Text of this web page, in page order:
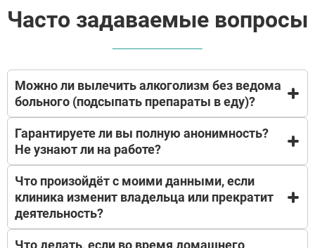
Часто задаваемые вопросы
Можно ли вылечить алкоголизм без ведома
больного (подсыпать препараты в еду)?
Нет. Согласно законодательству РФ и
медицинской этике, любое вмешательство без
согласия пациента незаконно и опасно для его
жизни. Более того, тайное лечение не дает
результата, так как не затрагивает
психологические причины зависимости. Мы
рекомендуем обратиться к нашим психологам для
Гарантируете ли вы полную анонимность?
Не узнают ли на работе?
Да, мы гарантируем строгую врачебную тайну.
Частная наркологическая клиника «Элеана Мед»
не сообщает данные пациентов по месту работы
или учебы. Мы не практикуем принудительное
лечение (оно запрещено законом РФ), все
Что произойдёт с моими данными, если
клиника изменит владельца или прекратит
деятельность?
Что делать, если во время домашнего